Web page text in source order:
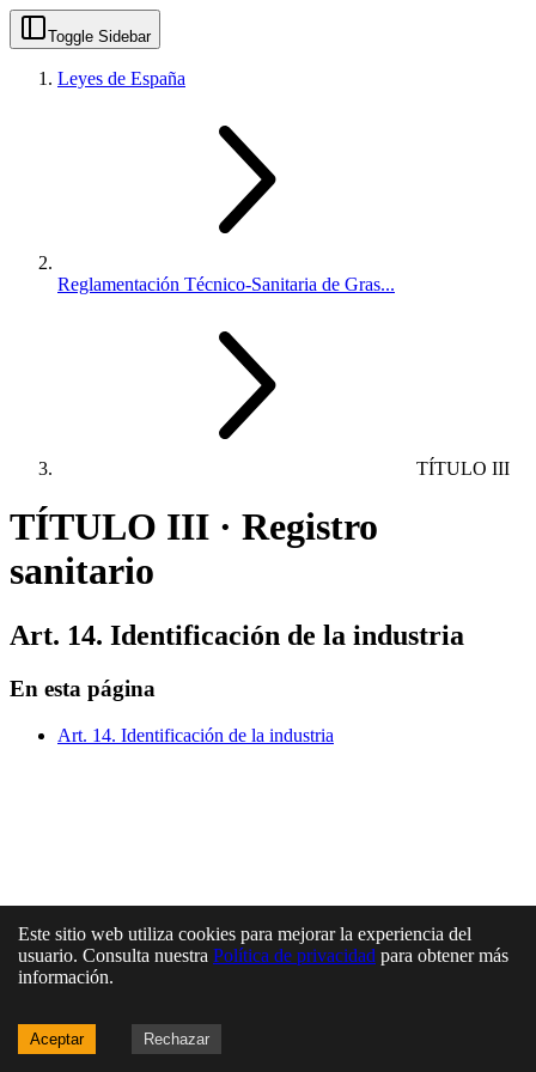
Toggle Sidebar
Leyes de España
Reglamentación Técnico-Sanitaria de Gras...
TÍTULO III
TÍTULO III · Registro
sanitario
Art. 14. Identificación de la industria
En esta página
Art. 14. Identificación de la industria
Este sitio web utiliza cookies para mejorar la experiencia del
usuario. Consulta nuestra Política de privacidad para obtener más
información.
Aceptar Rechazar